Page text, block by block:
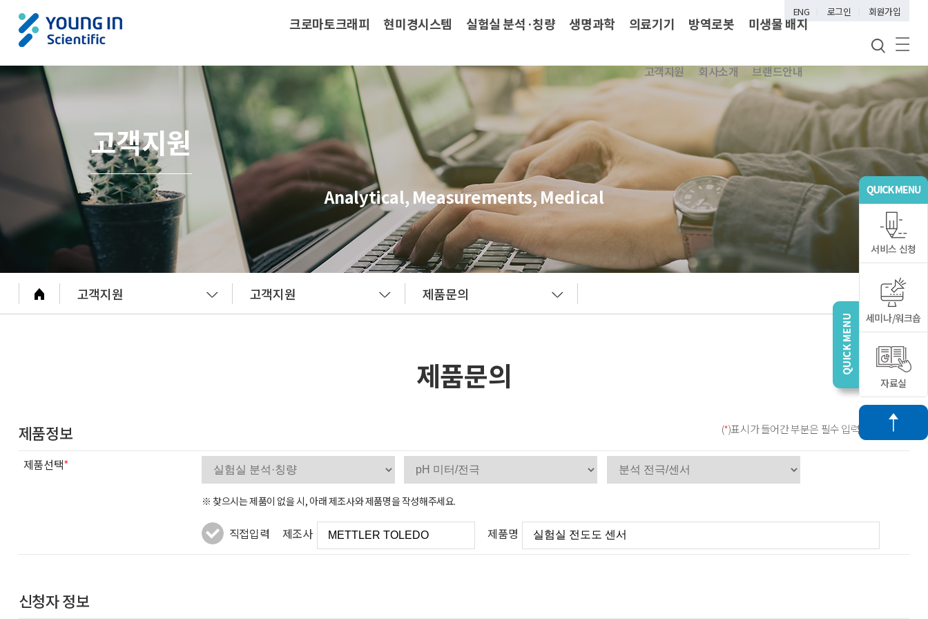
ENG 로그인 회원가입
크로마토크래피 현미경시스템 실험실 분석·칭량 생명과학 의료기기 방역로봇 미생물 배지
브랜드안내
회사소개
고객지원
서비스 신청
세미나/워크숍
자료실
고객지원
Analytical, Measurements, Medical
고객지원 고객지원 제품문의
제품문의
제품정보 (*)표시가 들어간 부분은 필수 입력사항입니다.
제품선택*
※ 찾으시는 제품이 없을 시, 아래 제조사와 제품명을 작성해주세요.
직접입력 제조사 제품명
신청자 정보